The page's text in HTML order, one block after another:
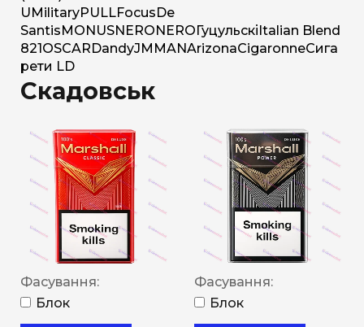
U MilitaryPULLFocus De
Santis MONUSNERO NERO Гуцульскі Italian Blend
821 OSCAR DandyJM MANArizonaCigaronneСига
рети LD
Скадовськ
Фасування:
Блок
Фасування:
Блок